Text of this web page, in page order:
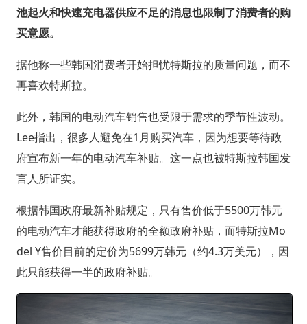
池起火和快速充电器供应不足的消息也限制了消费者的购
买意愿。
据他称一些韩国消费者开始担忧特斯拉的质量问题，而不
再喜欢特斯拉。
此外，韩国的电动汽车销售也受限于需求的季节性波动。
Lee指出，很多人避免在1月购买汽车，因为想要等待政
府宣布新一年的电动汽车补贴。这一点也被特斯拉韩国发
言人所证实。
根据韩国政府最新补贴规定，只有售价低于5500万韩元
的电动汽车才能获得政府的全额政府补贴，而特斯拉Mo
del Y售价目前的定价为5699万韩元（约4.3万美元），因
此只能获得一半的政府补贴。